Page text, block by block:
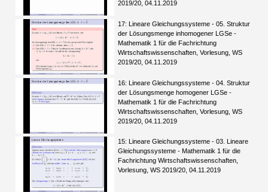
2019/20, 04.11.2019
17: Lineare Gleichungssysteme - 05. Struktur
der Lösungsmenge inhomogener LGSe -
Mathematik 1 für die Fachrichtung
Wirtschaftswissenschaften, Vorlesung, WS
2019/20, 04.11.2019
16: Lineare Gleichungssysteme - 04. Struktur
der Lösungsmenge homogener LGSe -
Mathematik 1 für die Fachrichtung
Wirtschaftswissenschaften, Vorlesung, WS
2019/20, 04.11.2019
15: Lineare Gleichungssysteme - 03. Lineare
Gleichungssysteme - Mathematik 1 für die
Fachrichtung Wirtschaftswissenschaften,
Vorlesung, WS 2019/20, 04.11.2019